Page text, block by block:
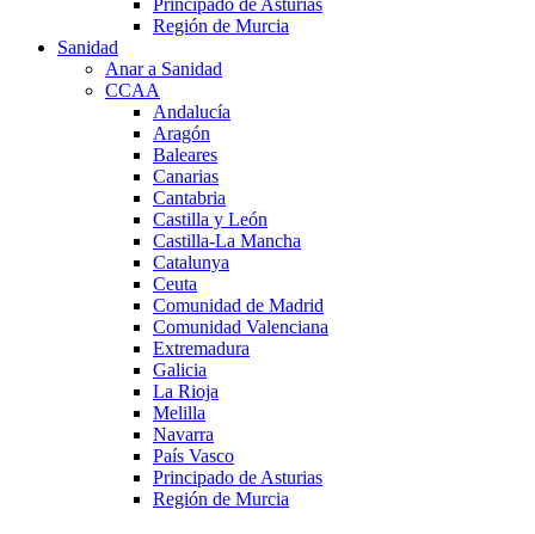
Región de Murcia
Sanidad
Anar a Sanidad
CCAA
Andalucía
Aragón
Baleares
Canarias
Cantabria
Castilla y León
Castilla-La Mancha
Catalunya
Ceuta
Comunidad de Madrid
Comunidad Valenciana
Extremadura
Galicia
La Rioja
Melilla
Navarra
País Vasco
Principado de Asturias
Región de Murcia